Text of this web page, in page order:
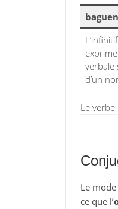
verbale
d’un
Le
Le
ce que l’